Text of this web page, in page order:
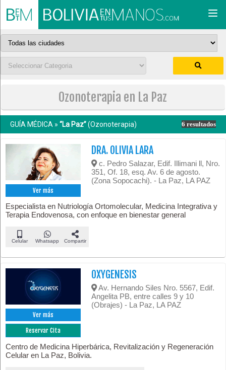
Ozonoterapia en La Paz
GUÍA MÉDICA » “La Paz”(Ozonoterapia) 6 resultados
Ver más
DRA. OLIVIA LARA
c. Pedro Salazar, Edif. Illimani ll, Nro.
351, Of. 18, esq. Av. 6 de agosto.
(Zona Sopocachi). - La Paz, LA PAZ
Especialista en Nutriología Ortomolecular, Medicina Integrativa y
Terapia Endovenosa, con enfoque en bienestar general
Celular Whatsapp Compartir
Ver más
Reservar Cita
OXYGENESIS
Av. Hernando Siles Nro. 5567, Edif.
Angelita PB, entre calles 9 y 10
(Obrajes) - La Paz, LA PAZ
Centro de Medicina Hiperbárica, Revitalización y Regeneración
Celular en La Paz, Bolivia.